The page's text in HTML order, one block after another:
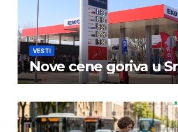
VESTI
Nove cene goriva u